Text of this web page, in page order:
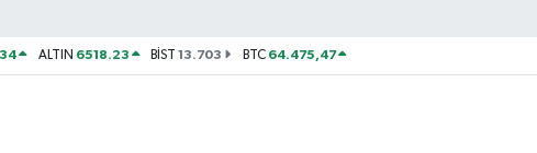
ALTIN 6518.23 BİST13.703 BTC 64.475,47